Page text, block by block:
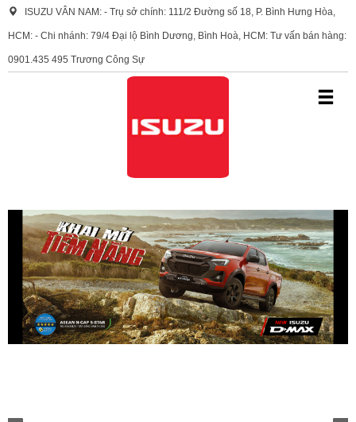
ISUZU VÂN NAM: - Trụ sở chính: 111/2 Đường số 18, P. Bình Hưng Hòa,
HCM: - Chi nhánh: 79/4 Đại lộ Bình Dương, Bình Hoà, HCM: Tư vấn bán hàng:
0901.435 495 Trương Công Sự